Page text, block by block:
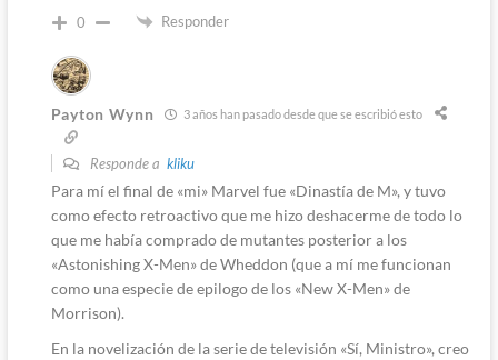
0 Responder
Payton Wynn 3 años han pasado desde que se escribió esto
Responde a kliku
Para mí el final de «mi» Marvel fue «Dinastía de M», y tuvo
como efecto retroactivo que me hizo deshacerme de todo lo
que me había comprado de mutantes posterior a los
«Astonishing X-Men» de Wheddon (que a mí me funcionan
como una especie de epilogo de los «New X-Men» de
Morrison).
En la novelización de la serie de televisión «Sí, Ministro», creo